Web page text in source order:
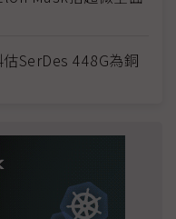
SerDes 448G為銅